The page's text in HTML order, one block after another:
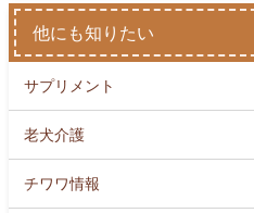
他にも知りたい
サプリメント
老犬介護
チワワ情報